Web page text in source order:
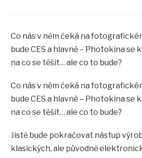
Co nás v něm čeká na
bude CES a hlavně – Photokina se
na co se těšit… ale co to bude?
Co nás v něm čeká na
bude CES a hlavně – Photokina se
na co se těšit… ale co to bude?
Jistě bude pokračovat nástup
klasických, ale původně